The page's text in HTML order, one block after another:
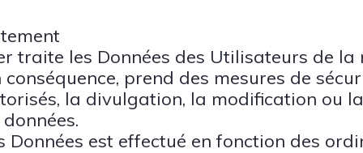
traite les Données des Utilisateurs de la
prend des mesures de
la divulgation, la modification ou
Données est effectué en fonction des